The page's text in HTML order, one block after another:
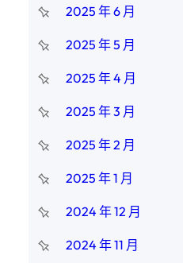
2025 年 6 月
2025 年 5 月
2025 年 4 月
2025 年 3 月
2025 年 2 月
2025 年 1 月
2024 年 12 月
2024 年 11 月